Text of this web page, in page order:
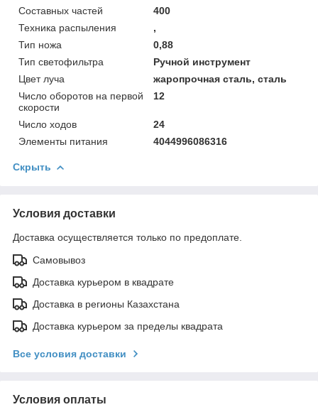
Составных частей
400
Техника распыления
,
Тип ножа
0,88
Тип светофильтра
Ручной инструмент
Цвет луча
жаропрочная сталь, сталь
Число оборотов на первой
скорости
12
Число ходов
24
Элементы питания
4044996086316
Скрыть
Условия доставки
Доставка осуществляется только по предоплате.
Самовывоз
Доставка курьером в квадрате
Доставка в регионы Казахстана
Доставка курьером за пределы квадрата
Все условия доставки
Условия оплаты